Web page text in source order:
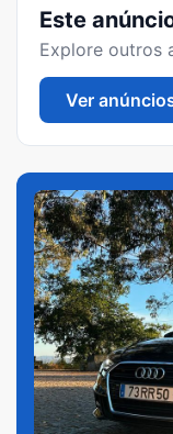
Este
Explore outros
Ver